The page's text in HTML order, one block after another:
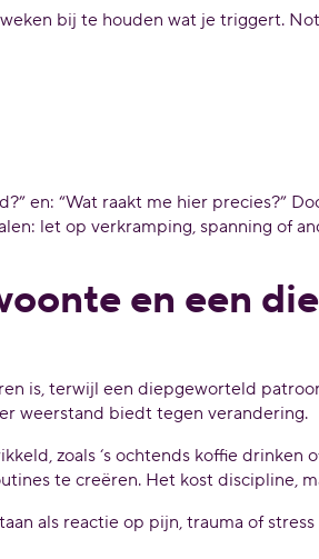
bij te houden wat je triggert.
en: “Wat raakt me hier precies?”
let op verkramping, spanning of
en een
is, terwijl een diepgeworteld
weerstand biedt tegen verandering.
zoals ‘s ochtends koffie drinken
te creëren. Het kost discipline,
als reactie op pijn, trauma of